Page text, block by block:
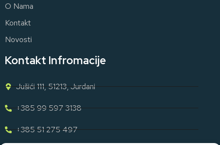
O Nama
Kontakt
Novosti
Kontakt Infromacije
Jušići 111, 51213, Jurdani
+385 99 597 3138
+385 51 275 497